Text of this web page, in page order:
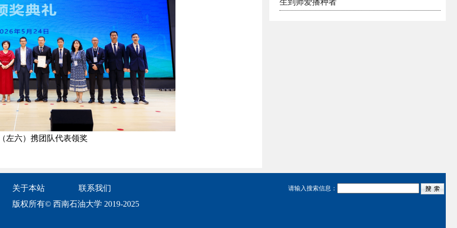
左六）携团队代表领奖
生到师爱播种者
关于本站
联系我们
版权所有© 西南石油大学 2019-2025
请输入搜索信息：